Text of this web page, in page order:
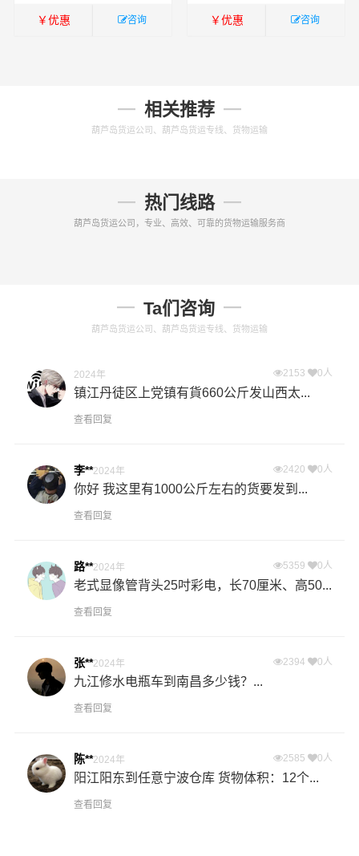
￥优惠 咨询 ￥优惠 咨询
相关推荐
葫芦岛货运公司、葫芦岛货运专线、货物运输
热门线路
葫芦岛货运公司，专业、高效、可靠的货物运输服务商
Ta们咨询
葫芦岛货运公司、葫芦岛货运专线、货物运输
2024年 2153 0人
镇江丹徒区上党镇有貨660公斤发山西太...
查看回复
李**2024年 2420 0人
你好 我这里有1000公斤左右的货要发到...
查看回复
路**2024年 5359 0人
老式显像管背头25吋彩电，长70厘米、高50...
查看回复
张**2024年 2394 0人
九江修水电瓶车到南昌多少钱？...
查看回复
陈**2024年 2585 0人
阳江阳东到任意宁波仓库 货物体积：12个...
查看回复